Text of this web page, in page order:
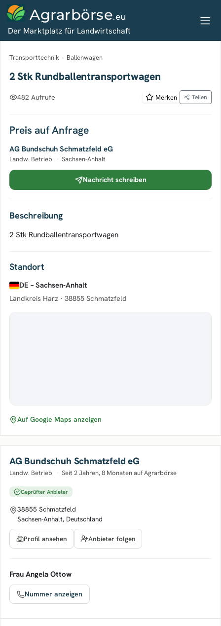
Agrarbörse.eu
Der Marktplatz für Landwirtschaft
Transporttechnik › Ballenwagen
2 Stk Rundballentransportwagen
482 Aufrufe Merken Teilen
Preis auf Anfrage
AG Bundschuh Schmatzfeld eG
Landw. Betrieb · Sachsen-Anhalt
Nachricht schreiben
Beschreibung
2 Stk Rundballentransportwagen
Standort
DE – Sachsen-Anhalt
Landkreis Harz · 38855 Schmatzfeld
Auf Google Maps anzeigen
AG Bundschuh Schmatzfeld eG
Landw. Betrieb · Seit 2 Jahren, 8 Monaten auf Agrarbörse
Geprüfter Anbieter
38855 Schmatzfeld
Sachsen-Anhalt, Deutschland
Profil ansehen Anbieter folgen
Frau Angela Ottow
Nummer anzeigen